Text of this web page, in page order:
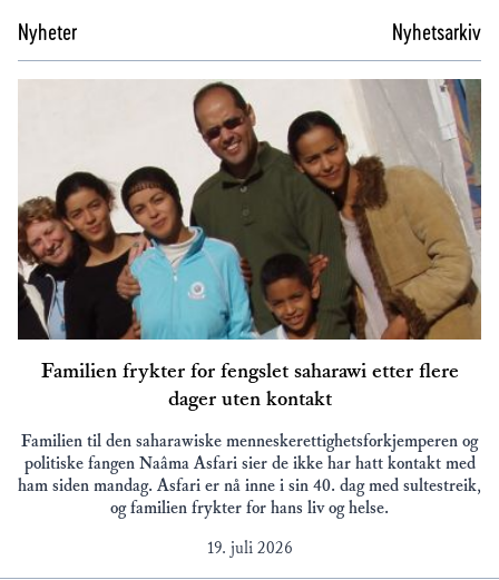
Nyheter Nyhetsarkiv
Familien frykter for fengslet saharawi etter flere
dager uten kontakt
Familien til den saharawiske menneskerettighetsforkjemperen og
politiske fangen Naâma Asfari sier de ikke har hatt kontakt med
ham siden mandag. Asfari er nå inne i sin 40. dag med sultestreik,
og familien frykter for hans liv og helse.
19. juli 2026